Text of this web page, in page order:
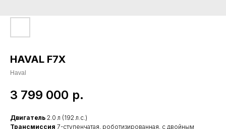
HAVAL F7X
Haval
3 799 000 р.
Двигатель 2.0 л (192 л.с.)
Трансмиссия 7-ступенчатая, роботизированная, с двойным